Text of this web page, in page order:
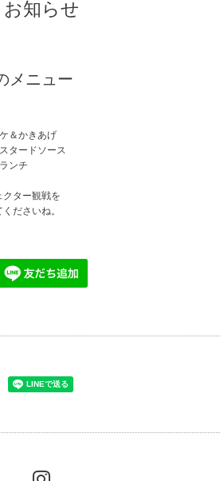
お知らせ
メニュー
＆かきあげ
タードソース
ンチ
クター観戦を
ださいね。